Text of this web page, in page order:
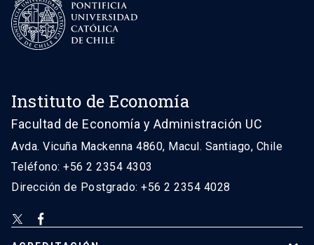
Instituto de Economía
Facultad de Economía y Administración UC
Avda. Vicuña Mackenna 4860, Macul. Santiago, Chile
Teléfono: +56 2 2354 4303
Dirección de Postgrado: +56 2 2354 4028